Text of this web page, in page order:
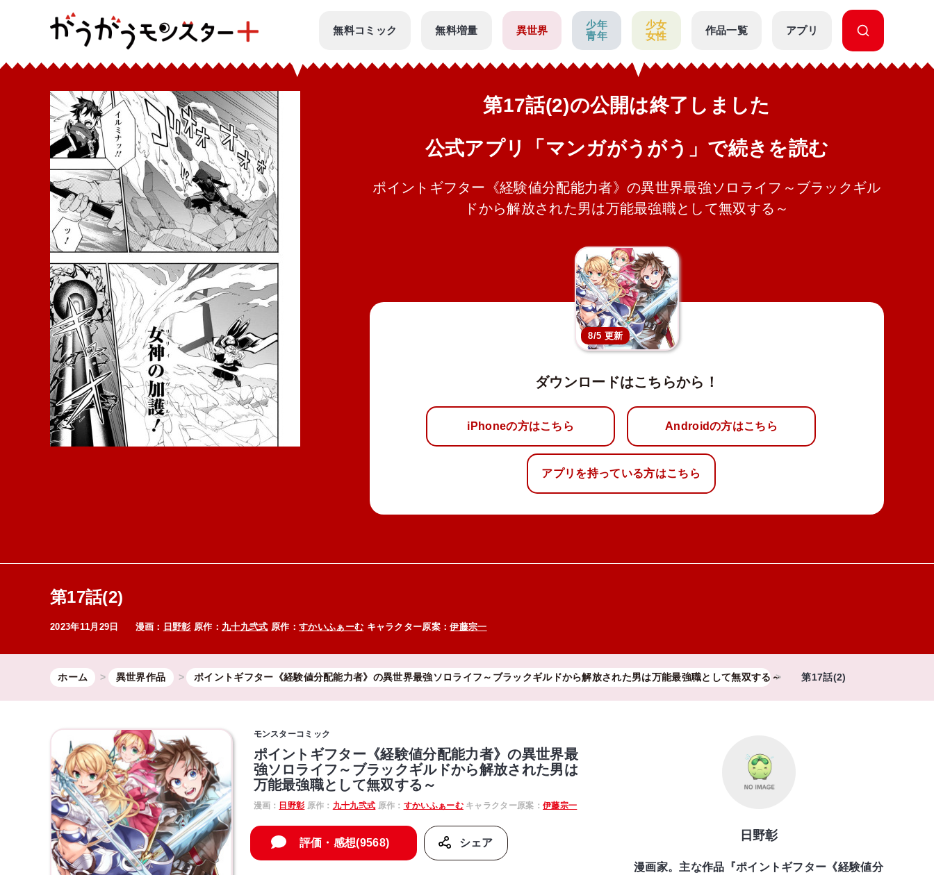
無料コミック 無料増量 異世界
少年
青年
少女
女性
作品一覧 アプリ
第17話(2)の公開は終了しました
公式アプリ「マンガがうがう」で続きを読む
ポイントギフター《経験値分配能力者》の異世界最強ソロライフ～ブラックギル
ドから解放された男は万能最強職として無双する～
8/5 更新
ダウンロードはこちらから！
iPhoneの方はこちら Androidの方はこちら
アプリを持っている方はこちら
第17話(2)
2023年11月29日 漫画： 日野彰 原作： 九十九弐式 原作： すかいふぁーむ キャラクター原案：伊藤宗一
ホーム 異世界作品 ポイントギフター《経験値分配能力者》の異世界最強ソロライフ～ブラックギルドから解放された男は万能最強職として無双する～ 第17話(2)
モンスターコミック
ポイントギフター《経験値分配能力者》の異世界最
強ソロライフ～ブラックギルドから解放された男は
万能最強職として無双する～
漫画： 日野彰 原作： 九十九弐式 原作： すかいふぁーむキャラクター原案：伊藤宗一
評価・感想(9568) シェア
日野彰
漫画家。主な作品『ポイントギフター《経験値分